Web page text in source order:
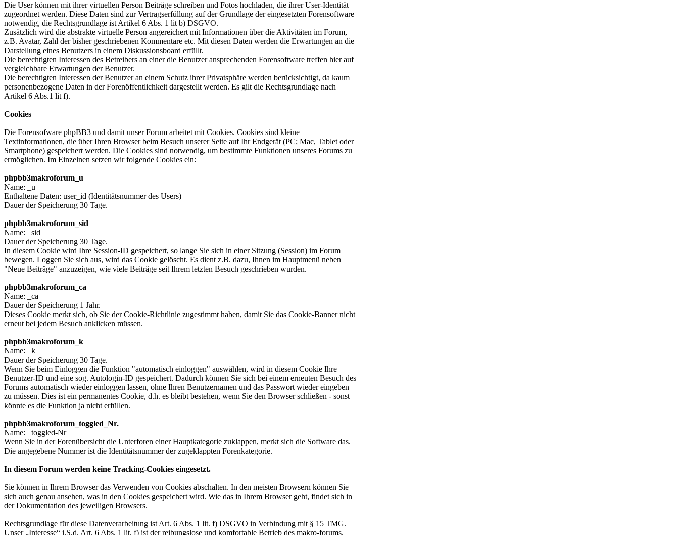
Die User können mit ihrer virtuellen Person Beiträge schreiben und Fotos hochladen, die ihrer User-Identität
zugeordnet werden. Diese Daten sind zur Vertragserfüllung auf der Grundlage der eingesetzten Forensoftware
notwendig, die Rechtsgrundlage ist Artikel 6 Abs. 1 lit b) DSGVO.
Zusätzlich wird die abstrakte virtuelle Person angereichert mit Informationen über die Aktivitäten im Forum,
z.B. Avatar, Zahl der bisher geschriebenen Kommentare etc. Mit diesen Daten werden die Erwartungen an die
Darstellung eines Benutzers in einem Diskussionsboard erfüllt.
Die berechtigten Interessen des Betreibers an einer die Benutzer ansprechenden Forensoftware treffen hier auf
vergleichbare Erwartungen der Benutzer.
Die berechtigten Interessen der Benutzer an einem Schutz ihrer Privatsphäre werden berücksichtigt, da kaum
personenbezogene Daten in der Forenöffentlichkeit dargestellt werden. Es gilt die Rechtsgrundlage nach
Artikel 6 Abs.1 lit f).
Cookies
Die Forensofware phpBB3 und damit unser Forum arbeitet mit Cookies. Cookies sind kleine
Textinformationen, die über Ihren Browser beim Besuch unserer Seite auf Ihr Endgerät (PC; Mac, Tablet oder
Smartphone) gespeichert werden. Die Cookies sind notwendig, um bestimmte Funktionen unseres Forums zu
ermöglichen. Im Einzelnen setzen wir folgende Cookies ein:
phpbb3makroforum_u
Name: _u
Enthaltene Daten: user_id (Identitätsnummer des Users)
Dauer der Speicherung 30 Tage.
phpbb3makroforum_sid
Name: _sid
Dauer der Speicherung 30 Tage.
In diesem Cookie wird Ihre Session-ID gespeichert, so lange Sie sich in einer Sitzung (Session) im Forum
bewegen. Loggen Sie sich aus, wird das Cookie gelöscht. Es dient z.B. dazu, Ihnen im Hauptmenü neben
"Neue Beiträge" anzuzeigen, wie viele Beiträge seit Ihrem letzten Besuch geschrieben wurden.
phpbb3makroforum_ca
Name: _ca
Dauer der Speicherung 1 Jahr.
Dieses Cookie merkt sich, ob Sie der Cookie-Richtlinie zugestimmt haben, damit Sie das Cookie-Banner nicht
erneut bei jedem Besuch anklicken müssen.
phpbb3makroforum_k
Name: _k
Dauer der Speicherung 30 Tage.
Wenn Sie beim Einloggen die Funktion "automatisch einloggen" auswählen, wird in diesem Cookie Ihre
Benutzer-ID und eine sog. Autologin-ID gespeichert. Dadurch können Sie sich bei einem erneuten Besuch des
Forums automatisch wieder einloggen lassen, ohne Ihren Benutzernamen und das Passwort wieder eingeben
zu müssen. Dies ist ein permanentes Cookie, d.h. es bleibt bestehen, wenn Sie den Browser schließen - sonst
könnte es die Funktion ja nicht erfüllen.
phpbb3makroforum_toggled_Nr.
Name: _toggled-Nr
Wenn Sie in der Forenübersicht die Unterforen einer Hauptkategorie zuklappen, merkt sich die Software das.
Die angegebene Nummer ist die Identitätsnummer der zugeklappten Forenkategorie.
In diesem Forum werden keine Tracking-Cookies eingesetzt.
Sie können in Ihrem Browser das Verwenden von Cookies abschalten. In den meisten Browsern können Sie
sich auch genau ansehen, was in den Cookies gespeichert wird. Wie das in Ihrem Browser geht, findet sich in
der Dokumentation des jeweiligen Browsers.
Rechtsgrundlage für diese Datenverarbeitung ist Art. 6 Abs. 1 lit. f) DSGVO in Verbindung mit § 15 TMG.
Unser „Interesse“ i.S.d. Art. 6 Abs. 1 lit. f) ist der reibungslose und komfortable Betrieb des makro-forums.